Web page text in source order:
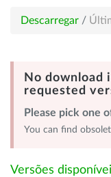
Descarregar /
No download
requested
Please pick one
You can find
Versões